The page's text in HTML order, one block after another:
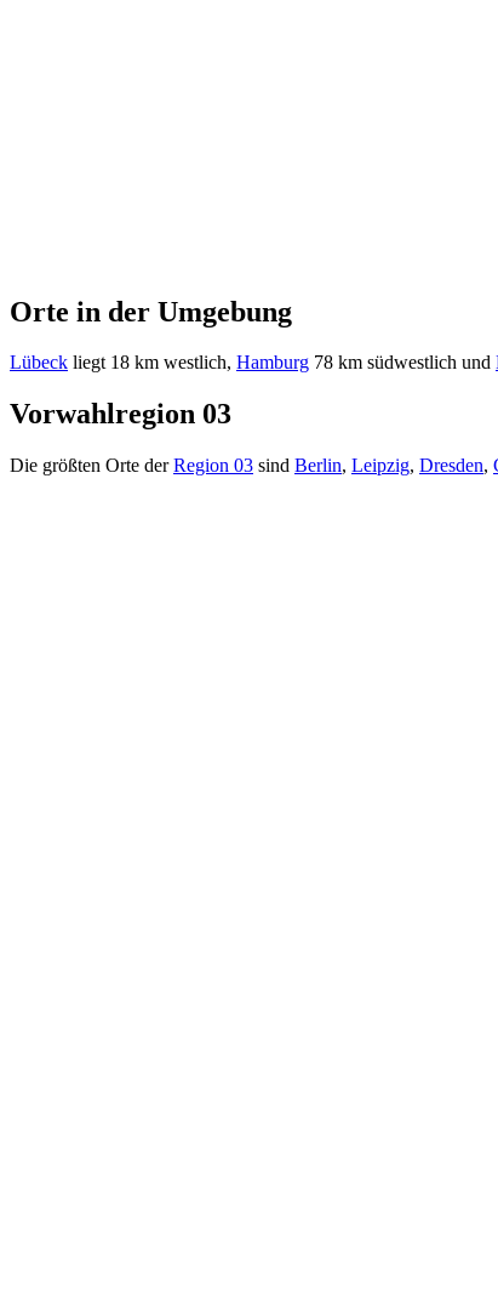
Orte in der Umgebung
Lübeck liegt 18 km westlich, Hamburg 78 km südwestlich und
Vorwahlregion 03
Die größten Orte derRegion 03 sind Berlin, Leipzig, Dresden,